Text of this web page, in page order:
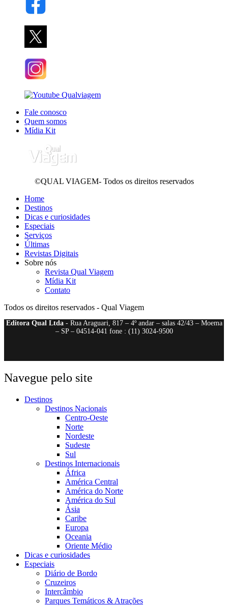
Fale conosco
Quem somos
Mídia Kit
©QUAL VIAGEM- Todos os direitos reservados
Home
Destinos
Dicas e curiosidades
Especiais
Serviços
Últimas
Revistas Digitais
Sobre nós
Revista Qual Viagem
Mídia Kit
Contato
Todos os direitos reservados - Qual Viagem
Editora Qual Ltda- Rua Araguari, 817 – 4º andar – salas 42/43 – Moema
– SP – 04514-041 fone : (11) 3024-9500
Navegue pelo site
Destinos
Destinos Nacionais
Centro-Oeste
Norte
Nordeste
Sudeste
Sul
Destinos Internacionais
África
América Central
América do Norte
América do Sul
Ásia
Caribe
Europa
Oceania
Oriente Médio
Dicas e curiosidades
Especiais
Diário de Bordo
Cruzeiros
Intercâmbio
Parques Temáticos & Atrações